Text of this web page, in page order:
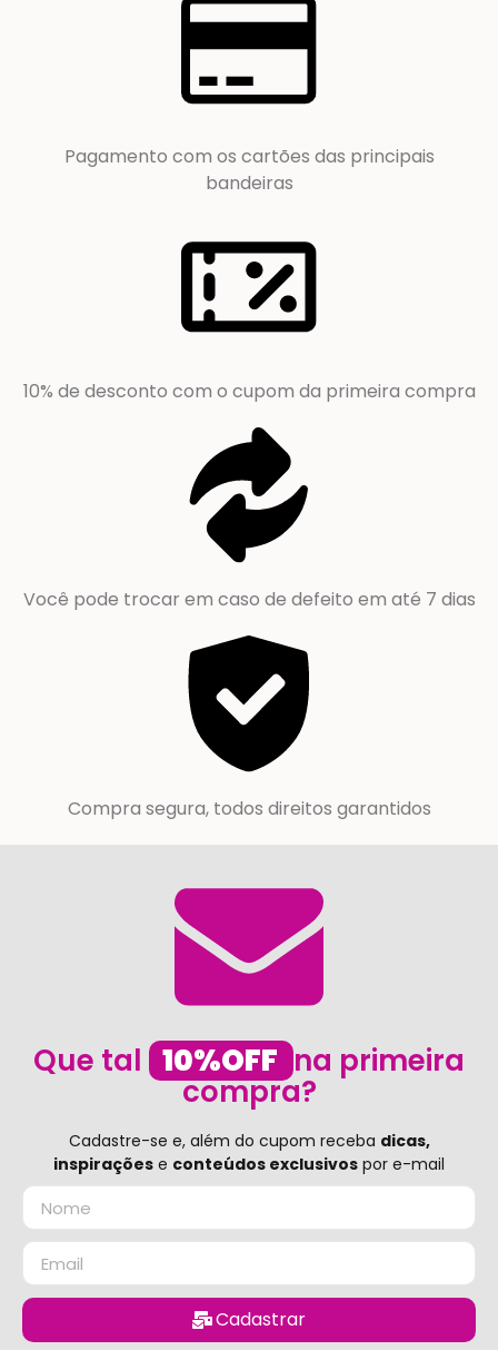
Pagamento com os cartões das principais
bandeiras
10% de desconto com o cupom da primeira compra
Você pode trocar em caso de defeito em até 7 dias
Compra segura, todos direitos garantidos
Que tal 10%OFF na primeira
compra?
Cadastre-se e, além do cupom receba dicas,
inspirações e conteúdos exclusivos por e-mail
Cadastrar